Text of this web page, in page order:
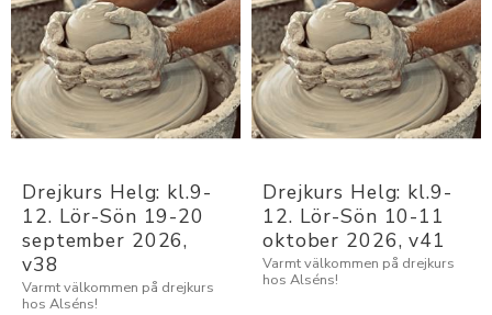
Drejkurs Helg: kl.9-
12. Lör-Sön 19-20
september 2026,
v38
Varmt välkommen på drejkurs
hos Alséns!
Drejkurs Helg: kl.9-
12. Lör-Sön 10-11
oktober 2026, v41
Varmt välkommen på drejkurs
hos Alséns!